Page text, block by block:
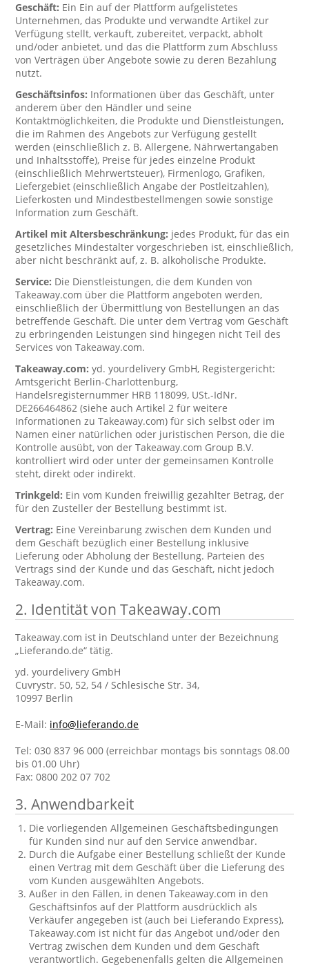
Geschäft: Ein Ein auf der Plattform aufgelistetes
Unternehmen, das Produkte und verwandte Artikel zur
Verfügung stellt, verkauft, zubereitet, verpackt, abholt
und/oder anbietet, und das die Plattform zum Abschluss
von Verträgen über Angebote sowie zu deren Bezahlung
nutzt.
Geschäftsinfos: Informationen über das Geschäft, unter
anderem über den Händler und seine
Kontaktmöglichkeiten, die Produkte und Dienstleistungen,
die im Rahmen des Angebots zur Verfügung gestellt
werden (einschließlich z. B. Allergene, Nährwertangaben
und Inhaltsstoffe), Preise für jedes einzelne Produkt
(einschließlich Mehrwertsteuer), Firmenlogo, Grafiken,
Liefergebiet (einschließlich Angabe der Postleitzahlen),
Lieferkosten und Mindestbestellmengen sowie sonstige
Information zum Geschäft.
Artikel mit Altersbeschränkung: jedes Produkt, für das ein
gesetzliches Mindestalter vorgeschrieben ist, einschließlich,
aber nicht beschränkt auf, z. B. alkoholische Produkte.
Service: Die Dienstleistungen, die dem Kunden von
Takeaway.com über die Plattform angeboten werden,
einschließlich der Übermittlung von Bestellungen an das
betreffende Geschäft. Die unter dem Vertrag vom Geschäft
zu erbringenden Leistungen sind hingegen nicht Teil des
Services von Takeaway.com.
Takeaway.com:yd. yourdelivery GmbH, Registergericht:
Amtsgericht Berlin-Charlottenburg,
Handelsregisternummer HRB 118099, USt.-IdNr.
DE266464862 (siehe auch Artikel 2 für weitere
Informationen zu Takeaway.com) für sich selbst oder im
Namen einer natürlichen oder juristischen Person, die die
Kontrolle ausübt, von der Takeaway.com Group B.V.
kontrolliert wird oder unter der gemeinsamen Kontrolle
steht, direkt oder indirekt.
Trinkgeld: Ein vom Kunden freiwillig gezahlter Betrag, der
für den Zusteller der Bestellung bestimmt ist.
Vertrag: Eine Vereinbarung zwischen dem Kunden und
dem Geschäft bezüglich einer Bestellung inklusive
Lieferung oder Abholung der Bestellung. Parteien des
Vertrags sind der Kunde und das Geschäft, nicht jedoch
Takeaway.com.
2. Identität von Takeaway.com
Takeaway.com ist in Deutschland unter der Bezeichnung
„Lieferando.de“ tätig.
yd. yourdelivery GmbH
Cuvrystr. 50, 52, 54 / Schlesische Str. 34,
10997 Berlin
E-Mail: info@lieferando.de
Tel: 030 837 96 000 (erreichbar montags bis sonntags 08.00
bis 01.00 Uhr)
Fax: 0800 202 07 702
3. Anwendbarkeit
Die vorliegenden Allgemeinen Geschäftsbedingungen
für Kunden sind nur auf den Service anwendbar.
Durch die Aufgabe einer Bestellung schließt der Kunde
einen Vertrag mit dem Geschäft über die Lieferung des
vom Kunden ausgewählten Angebots.
Außer in den Fällen, in denen Takeaway.com in den
Geschäftsinfos auf der Plattform ausdrücklich als
Verkäufer angegeben ist (auch bei Lieferando Express),
Takeaway.com ist nicht für das Angebot und/oder den
Vertrag zwischen dem Kunden und dem Geschäft
verantwortlich. Gegebenenfalls gelten die Allgemeinen